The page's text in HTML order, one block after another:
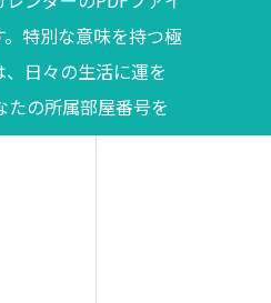
特別な意味を持つ極
日々の生活に運を
たの所属部屋番号を
さい。